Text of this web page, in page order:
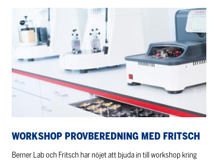
provberedning
med
Fritsch
WORKSHOP PROVBEREDNING MED FRITSCH
Berner Lab och Fritsch har nöjet att bjuda in till workshop kring